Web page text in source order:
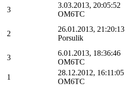
3
3.03.2013, 20:05:52
OM6TC
2
26.01.2013, 21:20:13
Porsulik
3
6.01.2013, 18:36:46
OM6TC
1
28.12.2012, 16:11:05
OM6TC